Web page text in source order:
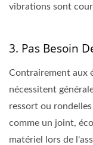
vibrations sont
3. Pas Besoin
Contrairement aux
nécessitent
ressort ou
comme un joint,
matériel lors de